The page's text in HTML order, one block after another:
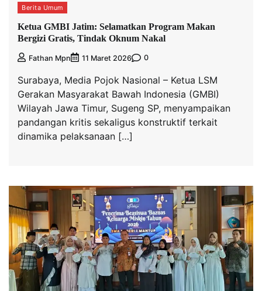
Berita Umum
Ketua GMBI Jatim: Selamatkan Program Makan
Bergizi Gratis, Tindak Oknum Nakal
Fathan Mpn 11 Maret 2026 0
Surabaya, Media Pojok Nasional – Ketua LSM
Gerakan Masyarakat Bawah Indonesia (GMBI)
Wilayah Jawa Timur, Sugeng SP, menyampaikan
pandangan kritis sekaligus konstruktif terkait
dinamika pelaksanaan […]